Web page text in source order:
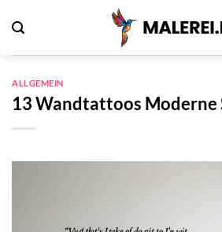
Inhalt
ALLGEMEIN
13 Wandtattoos Moderne